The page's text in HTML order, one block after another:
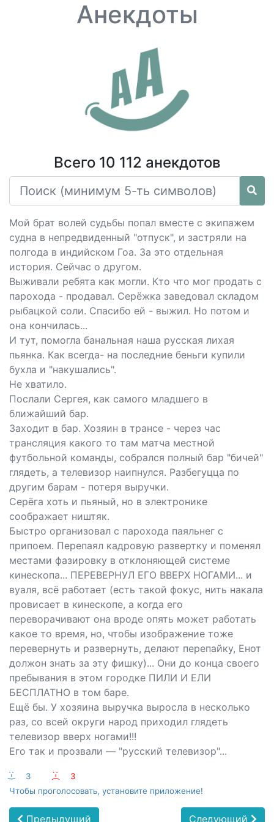
Анекдоты
Всего 10 112 анекдотов
Мой брат волей судьбы попал вместе с экипажем
судна в непредвиденный "отпуск", и застряли на
полгода в индийском Гоа. За это отдельная
история. Сейчас о другом.
Выживали ребята как могли. Кто что мог продать с
парохода - продавал. Серёжка заведовал складом
рыбацкой соли. Спасибо ей - выжил. Но потом и
она кончилась...
И тут, помогла банальная наша русская лихая
пьянка. Как всегда- на последние беньги купили
бухла и "накушались".
Не хватило.
Послали Сергея, как самого младшего в
ближайший бар.
Заходит в бар. Хозяин в трансе - через час
трансляция какого то там матча местной
футбольной команды, собрался полный бар "бичей"
глядеть, а телевизор наипнулся. Разбегуцца по
другим барам - потеря выручки.
Серёга хоть и пьяный, но в электронике
соображает ништяк.
Быстро организовал с парохода паяльнег с
припоем. Перепаял кадровую развертку и поменял
местами фазировку в отклоняющей системе
кинескопа... ПЕРЕВЕРНУЛ ЕГО ВВЕРХ НОГАМИ... и
вуаля, всё работает (есть такой фокус, нить накала
провисает в кинескопе, а когда его
переворачивают она вроде опять может работать
какое то время, но, чтобы изображение тоже
перевернуть и развернуть, делают перепайку, Енот
должон знать за эту фишку)... Они до конца своего
пребывания в этом городке ПИЛИ И ЕЛИ
БЕСПЛАТНО в том баре.
Ещё бы. У хозяина выручка выросла в несколько
раз, со всей округи народ приходил глядеть
телевизор вверх ногами!!!
Его так и прозвали — "русский телевизор"...
:-) 3 :-(
3
Чтобы проголосовать, установите приложение!
Предыдущий Следующий